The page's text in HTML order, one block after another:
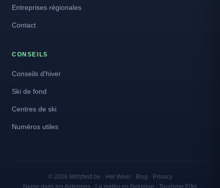
Entreprises régionales
Contact
CONSEILS
Conseils d'hiver
Ski de fond
Centres de ski
Numéros utiles
© 2026 Wirtzfeld.be · Het Weer· Blog · Privacy
Neige dans les Ardennes · La météo en Belgique · Tourisme Eifel